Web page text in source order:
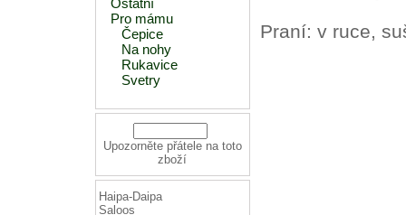
Ostatní
Pro mámu
Čepice
Na nohy
Rukavice
Svetry
Upozorněte přátele na toto
zboží
Haipa-Daipa
Saloos
Praní: v ruce,